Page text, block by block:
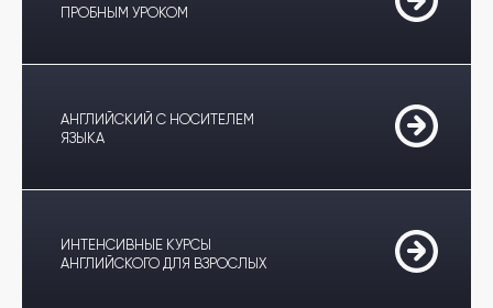
ПРОБНЫМ УРОКОМ
АНГЛИЙСКИЙ С НОСИТЕЛЕМ
ЯЗЫКА
ИНТЕНСИВНЫЕ КУРСЫ
АНГЛИЙСКОГО ДЛЯ ВЗРОСЛЫХ